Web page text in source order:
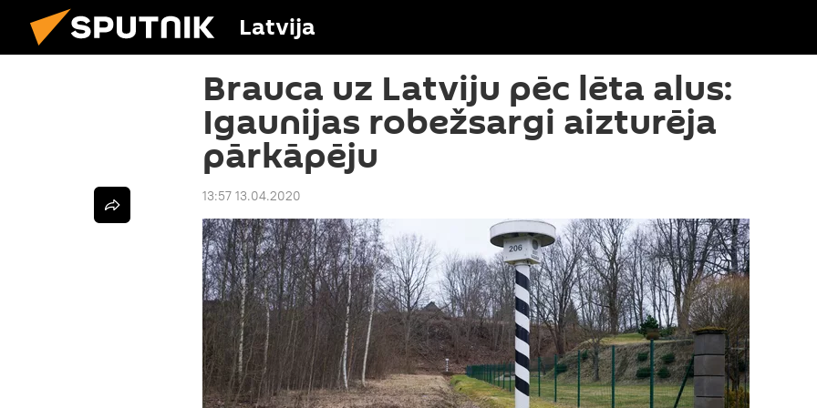
Latvija
Brauca uz Latviju pēc lēta alus:
Igaunijas robežsargi aizturēja
pārkāpēju
13:57 13.04.2020